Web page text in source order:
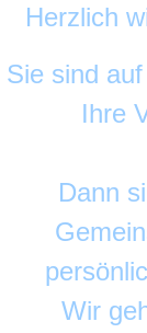
Herzlich
Sie sind
Ihre
Dann
Wir